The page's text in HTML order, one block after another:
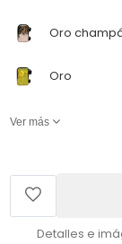
Oro
Oro
Ver más
Detalles e